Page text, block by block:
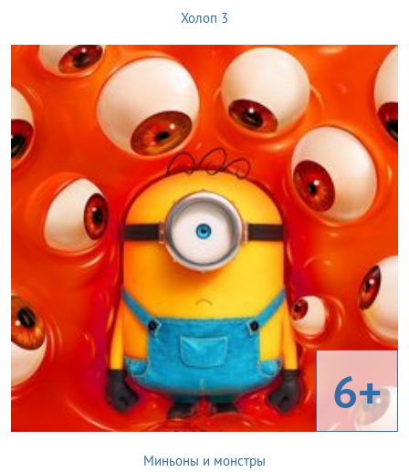
Холоп 3
6+
Миньоны и монстры